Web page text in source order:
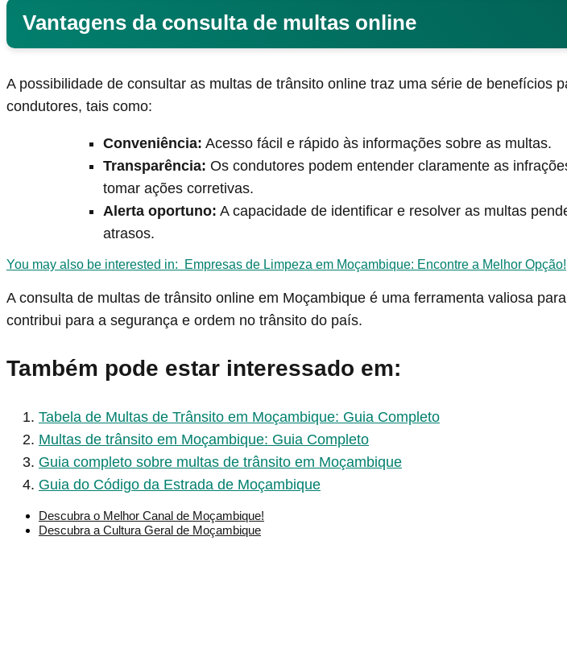
Vantagens da consulta de multas online
A possibilidade de consultar as multas de trânsito online traz uma série de benefícios
condutores, tais como:
Conveniência: Acesso fácil e rápido às informações sobre as multas.
Transparência: Os condutores podem entender claramente as
tomar ações corretivas.
Alerta oportuno: A capacidade de identificar e resolver as multas
atrasos.
You may also be interested in: Empresas de Limpeza em Moçambique: Encontre a Melhor Opção!
A consulta de multas de trânsito online em Moçambique é uma ferramenta valiosa
contribui para a segurança e ordem no trânsito do país.
Também pode estar interessado em:
Tabela de Multas de Trânsito em Moçambique: Guia Completo
Multas de trânsito em Moçambique: Guia Completo
Guia completo sobre multas de trânsito em Moçambique
Guia do Código da Estrada de Moçambique
Descubra o Melhor Canal de Moçambique!
Descubra a Cultura Geral de Moçambique